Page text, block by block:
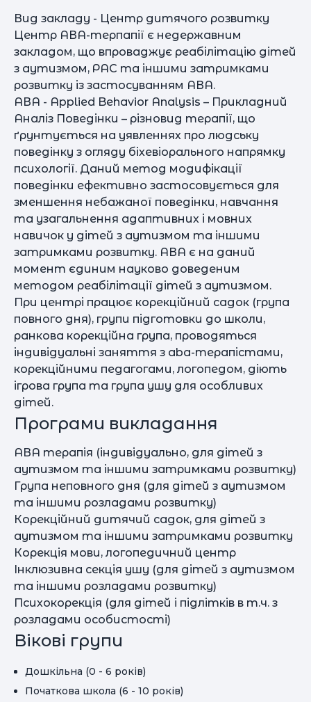
Вид закладу - Центр дитячого розвитку
Центр АВА-терпапії є недержавним
закладом, що впроваджує реабілітацію дітей
з аутизмом, РАС та іншими затримками
розвитку із застосуванням АВА.
АВА - Applied Behavior Analysis – Прикладний
Аналіз Поведінки – різновид терапії, що
ґрунтується на уявленнях про людську
поведінку з огляду біхевіорального напрямку
психології. Даний метод модифікації
поведінки ефективно застосовується для
зменшення небажаної поведінки, навчання
та узагальнення адаптивних і мовних
навичок у дітей з аутизмом та іншими
затримками розвитку. АВА є на даний
момент єдиним науково доведеним
методом реабілітації дітей з аутизмом.
При центрі працює корекційний садок (група
повного дня), групи підготовки до школи,
ранкова корекційна група, проводяться
індивідуальні заняття з aba-терапістами,
корекційними педагогами, логопедом, діють
ігрова група та група ушу для особливих
дітей.
Програми викладання
АВА терапія (індивідуально, для дітей з
аутизмом та іншими затримками розвитку)
Група неповного дня (для дітей з аутизмом
та іншими розладами розвитку)
Корекційний дитячий садок, для дітей з
аутизмом та іншими затримками розвитку
Корекція мови, логопедичний центр
Інклюзивна секція ушу (для дітей з аутизмом
та іншими розладами розвитку)
Психокорекція (для дітей і підлітків в т.ч. з
розладами особистості)
Вікові групи
Дошкільна (0 - 6 років)
Початкова школа (6 - 10 років)